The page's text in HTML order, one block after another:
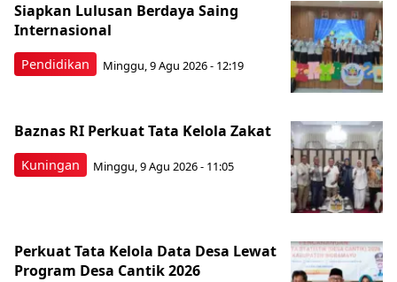
Pendidikan
Siapkan Lulusan Berdaya Saing
Internasional
Minggu, 9 Agu 2026 - 12:19
Kuningan
Baznas RI Perkuat Tata Kelola Zakat
Minggu, 9 Agu 2026 - 11:05
Perkuat Tata Kelola Data Desa Lewat
Program Desa Cantik 2026